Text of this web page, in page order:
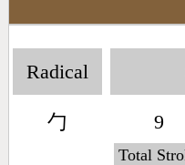
Radical
勹 9
Total